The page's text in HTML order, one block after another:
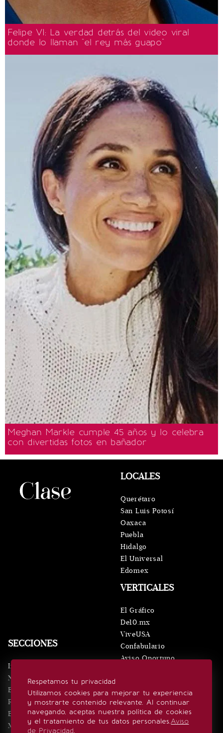
Felipe VI: La verdad detrás del video viral
donde lo llaman "el rey más guapo"
Meghan Markle cumple 45 años y lo celebra
con divertidas fotos en bañador
Respetamos tu privacidad
Utilizamos cookies para mejorar tu experiencia
y mostrarte contenido relevante. Al continuar
navegando, aceptas nuestra política de cookies
y el tratamiento de tus datos personales.Aviso
de Privacidad.
SECCIONES
Inicio
Noticias
Eventos
Realeza
Estilo de vida
Minuto x Minuto
VERTICALES
El Gráfico
De10.mx
ViveUSA
Confabulario
Aviso Oportuno
LOCALES
Querétaro
San Luis Potosí
Oaxaca
Puebla
Hidalgo
El Universal
Edomex
SÍGUENOS